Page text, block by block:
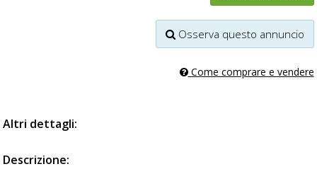
Osserva questo annuncio
Come comprare e vendere
Altri dettagli:
Descrizione: